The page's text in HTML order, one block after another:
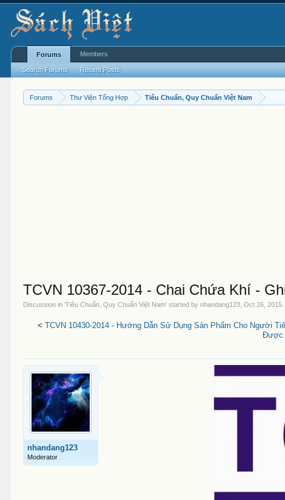
Forums Thư Viện Tổng Hợp Tiêu Chuẩn, Quy Chuẩn Việt Nam
TCVN 10367-2014 - Chai Chứa Khí -
Discussion in 'Tiêu Chuẩn, Quy Chuẩn Việt Nam' started bynhandang123 ,Oct 26, 2015
< TCVN 10430-2014 - Hướng Dẫn Sử Dụng Sản Phẩm Cho Người
Được
nhandang123
Moderator
Forums
Search Forums Recent Posts
Members